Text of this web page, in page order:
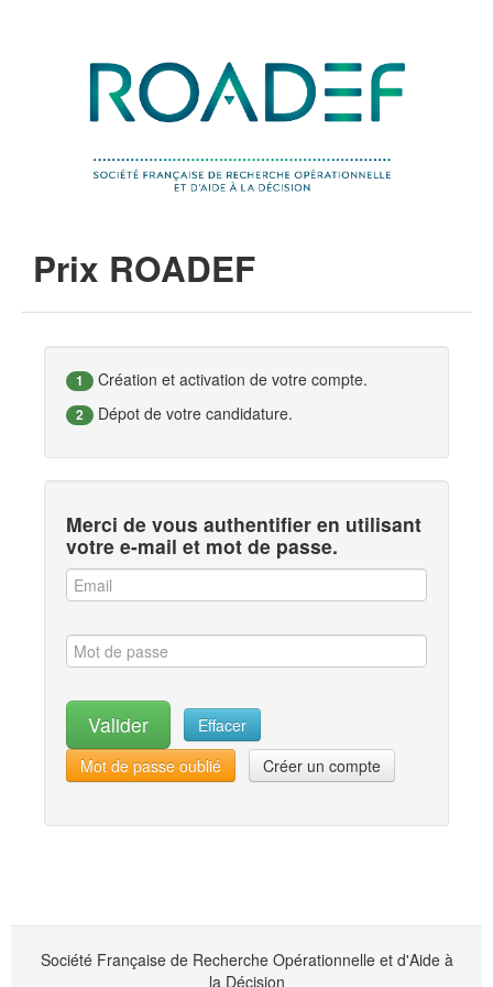
Prix ROADEF
1 Création et activation de votre compte.
2 Dépot de votre candidature.
Merci de vous authentifier en utilisant
votre e-mail et mot de passe.
Mot de passe oublié Créer un compte
Société Française de Recherche Opérationnelle et d'Aide à
la Décision